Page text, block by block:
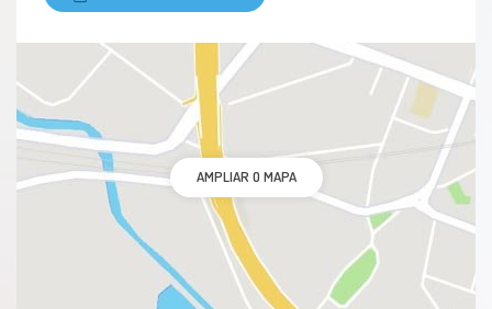
AMPLIAR O MAPA